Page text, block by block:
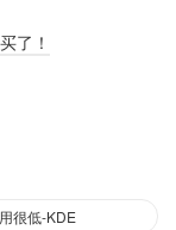
了！
很低-KDE